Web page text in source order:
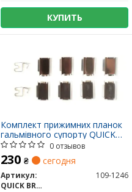
КУПИТЬ
Комплект прижимних планок
гальмівного супорту QUICK
BRAKE 109-12460 отзывов
230 ₴ сегодня
Артикул:
109-1246
QUICK BRAKE